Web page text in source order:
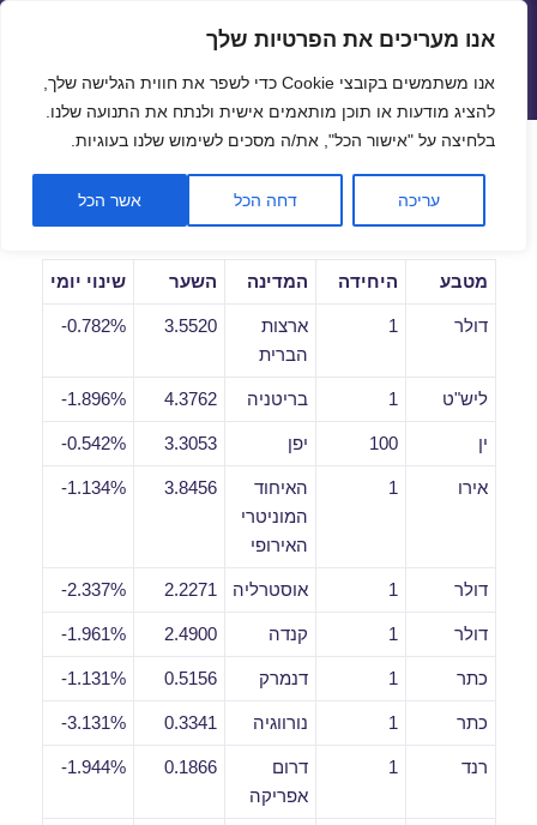
פתח
אנו מעריכים את הפרטיות שלך
אנו משתמשים בקובצי Cookie כדי לשפר את חווית הגלישה שלך,
להציג מודעות או תוכן מותאמים אישית ולנתח את התנועה שלנו.
בלחיצה על "אישור הכל", את/ה מסכים לשימוש שלנו בעוגיות.
עריכה דחה הכל אשר הכל
שערי חליפין יציגים – שער יציג
תפריטים
ווידג'טים
שערי חליפין יומיים לתאריך
21/04/2020
מטבע היחידה המדינה השער שינוי יומי
דולר 1
ארצות
הברית
3.5520
0.782%-
ליש"ט 1 בריטניה 4.3762
1.896%-
ין 100 יפן 3.3053
0.542%-
אירו 1
האיחוד
המוניטרי
האירופי
3.8456
1.134%-
דולר 1 אוסטרליה 2.2271
2.337%-
דולר 1 קנדה 2.4900
1.961%-
כתר 1 דנמרק 0.5156
1.131%-
כתר 1 נורווגיה 0.3341
3.131%-
רנד 1
דרום
אפריקה
0.1866
1.944%-